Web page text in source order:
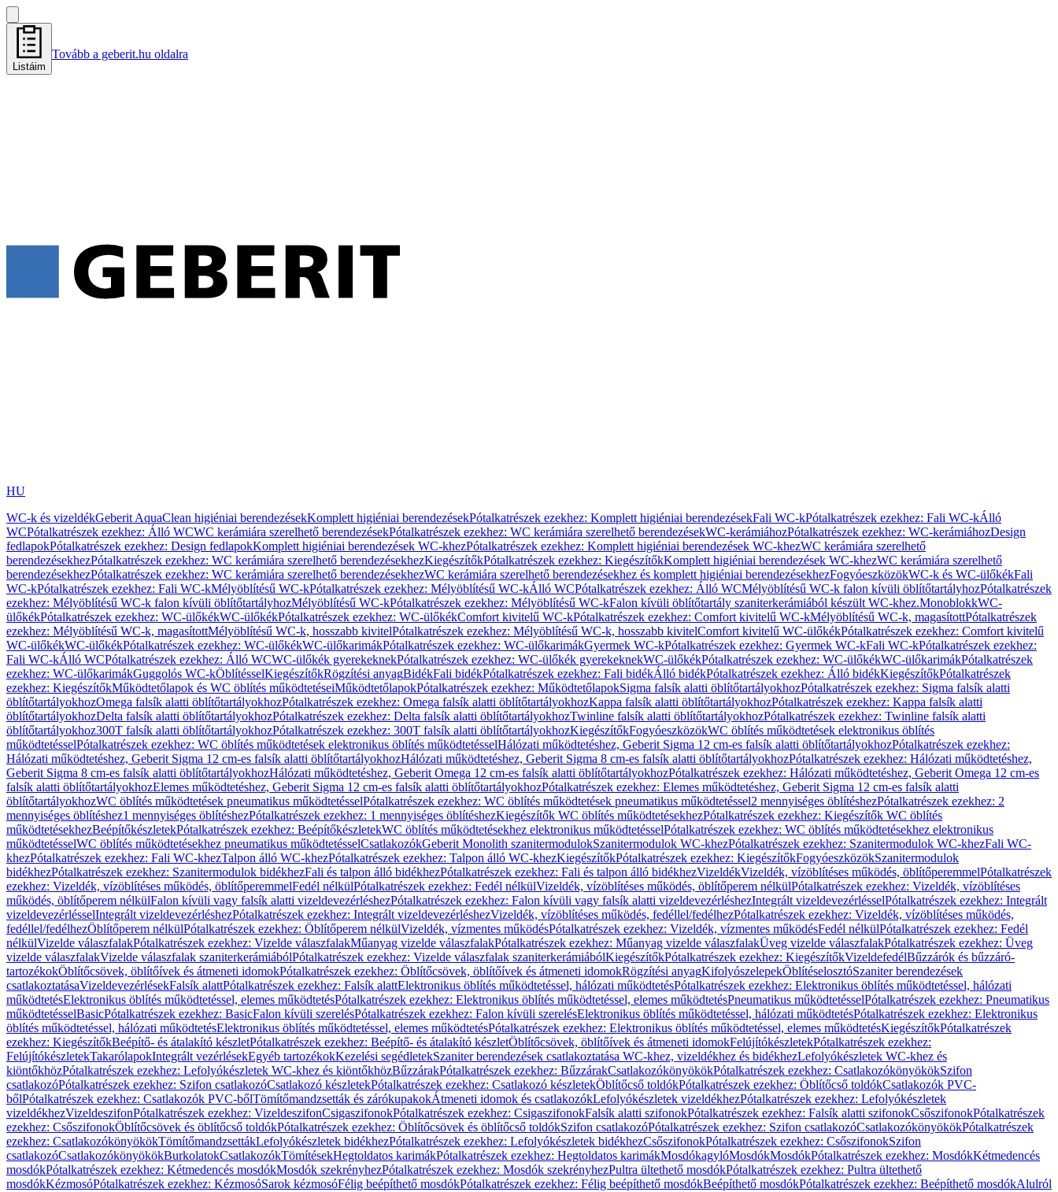
Listáim
Tovább a geberit.hu oldalra
HU
WC-k és vizeldékGeberit AquaClean higiéniai berendezésekKomplett higiéniai berendezésekPótalkatrészek ezekhez: Komplett higiéniai berendezésekFali WC-kPótalkatrészek ezekhez: Fali WC-kÁlló
WCPótalkatrészek ezekhez: Álló WCWC kerámiára szerelhető berendezésekPótalkatrészek ezekhez: WC kerámiára szerelhető berendezésekWC-kerámiáhozPótalkatrészek ezekhez: WC-kerámiáhozDesign
fedlapokPótalkatrészek ezekhez: Design fedlapokKomplett higiéniai berendezések WC-khezPótalkatrészek ezekhez: Komplett higiéniai berendezések WC-khezWC kerámiára szerelhető
berendezésekhezPótalkatrészek ezekhez: WC kerámiára szerelhető berendezésekhezKiegészítőkPótalkatrészek ezekhez: KiegészítőkKomplett higiéniai berendezések WC-khezWC kerámiára szerelhető
berendezésekhezPótalkatrészek ezekhez: WC kerámiára szerelhető berendezésekhezWC kerámiára szerelhető berendezésekhez és komplett higiéniai berendezésekhezFogyóeszközökWC-k és WC-ülőkékFali
WC-kPótalkatrészek ezekhez: Fali WC-kMélyöblítésű WC-kPótalkatrészek ezekhez: Mélyöblítésű WC-kÁlló WCPótalkatrészek ezekhez: Álló WCMélyöblítésű WC-k falon kívüli öblítőtartályhozPótalkatrészek
ezekhez: Mélyöblítésű WC-k falon kívüli öblítőtartályhozMélyöblítésű WC-kPótalkatrészek ezekhez: Mélyöblítésű WC-kFalon kívüli öblítőtartály szaniterkerámiából készült WC-khez.MonoblokkWC-
ülőkékPótalkatrészek ezekhez: WC-ülőkékWC-ülőkékPótalkatrészek ezekhez: WC-ülőkékComfort kivitelű WC-kPótalkatrészek ezekhez: Comfort kivitelű WC-kMélyöblítésű WC-k, magasítottPótalkatrészek
ezekhez: Mélyöblítésű WC-k, magasítottMélyöblítésű WC-k, hosszabb kivitelPótalkatrészek ezekhez: Mélyöblítésű WC-k, hosszabb kivitelComfort kivitelű WC-ülőkékPótalkatrészek ezekhez: Comfort kivitelű
WC-ülőkékWC-ülőkékPótalkatrészek ezekhez: WC-ülőkékWC-ülőkarimákPótalkatrészek ezekhez: WC-ülőkarimákGyermek WC-kPótalkatrészek ezekhez: Gyermek WC-kFali WC-kPótalkatrészek ezekhez:
Fali WC-kÁlló WCPótalkatrészek ezekhez: Álló WCWC-ülőkék gyerekeknekPótalkatrészek ezekhez: WC-ülőkék gyerekeknekWC-ülőkékPótalkatrészek ezekhez: WC-ülőkékWC-ülőkarimákPótalkatrészek
ezekhez: WC-ülőkarimákGuggolós WC-kÖblítésselKiegészítőkRögzítési anyagBidékFali bidékPótalkatrészek ezekhez: Fali bidékÁlló bidékPótalkatrészek ezekhez: Álló bidékKiegészítőkPótalkatrészek
ezekhez: KiegészítőkMűködtetőlapok és WC öblítés működtetéseiMűködtetőlapokPótalkatrészek ezekhez: MűködtetőlapokSigma falsík alatti öblítőtartályokhozPótalkatrészek ezekhez: Sigma falsík alatti
öblítőtartályokhozOmega falsík alatti öblítőtartályokhozPótalkatrészek ezekhez: Omega falsík alatti öblítőtartályokhozKappa falsík alatti öblítőtartályokhozPótalkatrészek ezekhez: Kappa falsík alatti
öblítőtartályokhozDelta falsík alatti öblítőtartályokhozPótalkatrészek ezekhez: Delta falsík alatti öblítőtartályokhozTwinline falsík alatti öblítőtartályokhozPótalkatrészek ezekhez: Twinline falsík alatti
öblítőtartályokhoz300T falsík alatti öblítőtartályokhozPótalkatrészek ezekhez: 300T falsík alatti öblítőtartályokhozKiegészítőkFogyóeszközökWC öblítés működtetések elektronikus öblítés
működtetésselPótalkatrészek ezekhez: WC öblítés működtetések elektronikus öblítés működtetésselHálózati működtetéshez, Geberit Sigma 12 cm-es falsík alatti öblítőtartályokhozPótalkatrészek ezekhez:
Hálózati működtetéshez, Geberit Sigma 12 cm-es falsík alatti öblítőtartályokhozHálózati működtetéshez, Geberit Sigma 8 cm-es falsík alatti öblítőtartályokhozPótalkatrészek ezekhez: Hálózati működtetéshez,
Geberit Sigma 8 cm-es falsík alatti öblítőtartályokhozHálózati működtetéshez, Geberit Omega 12 cm-es falsík alatti öblítőtartályokhozPótalkatrészek ezekhez: Hálózati működtetéshez, Geberit Omega 12 cm-es
falsík alatti öblítőtartályokhozElemes működtetéshez, Geberit Sigma 12 cm-es falsík alatti öblítőtartályokhozPótalkatrészek ezekhez: Elemes működtetéshez, Geberit Sigma 12 cm-es falsík alatti
öblítőtartályokhozWC öblítés működtetések pneumatikus működtetésselPótalkatrészek ezekhez: WC öblítés működtetések pneumatikus működtetéssel2 mennyiséges öblítéshezPótalkatrészek ezekhez: 2
mennyiséges öblítéshez1 mennyiséges öblítéshezPótalkatrészek ezekhez: 1 mennyiséges öblítéshezKiegészítők WC öblítés működtetésekhezPótalkatrészek ezekhez: Kiegészítők WC öblítés
működtetésekhezBeépítőkészletekPótalkatrészek ezekhez: BeépítőkészletekWC öblítés működtetésekhez elektronikus működtetésselPótalkatrészek ezekhez: WC öblítés működtetésekhez elektronikus
működtetésselWC öblítés működtetésekhez pneumatikus működtetésselCsatlakozókGeberit Monolith szanitermodulokSzanitermodulok WC-khezPótalkatrészek ezekhez: Szanitermodulok WC-khezFali WC-
khezPótalkatrészek ezekhez: Fali WC-khezTalpon álló WC-khezPótalkatrészek ezekhez: Talpon álló WC-khezKiegészítőkPótalkatrészek ezekhez: KiegészítőkFogyóeszközökSzanitermodulok
bidékhezPótalkatrészek ezekhez: Szanitermodulok bidékhezFali és talpon álló bidékhezPótalkatrészek ezekhez: Fali és talpon álló bidékhezVizeldékVizeldék, vízöblítéses működés, öblítőperemmelPótalkatrészek
ezekhez: Vizeldék, vízöblítéses működés, öblítőperemmelFedél nélkülPótalkatrészek ezekhez: Fedél nélkülVizeldék, vízöblítéses működés, öblítőperem nélkülPótalkatrészek ezekhez: Vizeldék, vízöblítéses
működés, öblítőperem nélkülFalon kívüli vagy falsík alatti vizeldevezérléshezPótalkatrészek ezekhez: Falon kívüli vagy falsík alatti vizeldevezérléshezIntegrált vizeldevezérlésselPótalkatrészek ezekhez: Integrált
vizeldevezérlésselIntegrált vizeldevezérléshezPótalkatrészek ezekhez: Integrált vizeldevezérléshezVizeldék, vízöblítéses működés, fedéllel/fedélhezPótalkatrészek ezekhez: Vizeldék, vízöblítéses működés,
fedéllel/fedélhezÖblítőperem nélkülPótalkatrészek ezekhez: Öblítőperem nélkülVizeldék, vízmentes működésPótalkatrészek ezekhez: Vizeldék, vízmentes működésFedél nélkülPótalkatrészek ezekhez: Fedél
nélkülVizelde válaszfalakPótalkatrészek ezekhez: Vizelde válaszfalakMűanyag vizelde válaszfalakPótalkatrészek ezekhez: Műanyag vizelde válaszfalakÜveg vizelde válaszfalakPótalkatrészek ezekhez: Üveg
vizelde válaszfalakVizelde válaszfalak szaniterkerámiábólPótalkatrészek ezekhez: Vizelde válaszfalak szaniterkerámiábólKiegészítőkPótalkatrészek ezekhez: KiegészítőkVizeldefedélBűzzárók és bűzzáró-
tartozékokÖblítőcsövek, öblítőívek és átmeneti idomokPótalkatrészek ezekhez: Öblítőcsövek, öblítőívek és átmeneti idomokRögzítési anyagKifolyószelepekÖblítéselosztóSzaniter berendezések
csatlakoztatásaVizeldevezérlésekFalsík alattPótalkatrészek ezekhez: Falsík alattElektronikus öblítés működtetéssel, hálózati működtetésPótalkatrészek ezekhez: Elektronikus öblítés működtetéssel, hálózati
működtetésElektronikus öblítés működtetéssel, elemes működtetésPótalkatrészek ezekhez: Elektronikus öblítés működtetéssel, elemes működtetésPneumatikus működtetésselPótalkatrészek ezekhez: Pneumatikus
működtetésselBasicPótalkatrészek ezekhez: BasicFalon kívüli szerelésPótalkatrészek ezekhez: Falon kívüli szerelésElektronikus öblítés működtetéssel, hálózati működtetésPótalkatrészek ezekhez: Elektronikus
öblítés működtetéssel, hálózati működtetésElektronikus öblítés működtetéssel, elemes működtetésPótalkatrészek ezekhez: Elektronikus öblítés működtetéssel, elemes működtetésKiegészítőkPótalkatrészek
ezekhez: KiegészítőkBeépítő- és átalakító készletPótalkatrészek ezekhez: Beépítő- és átalakító készletÖblítőcsövek, öblítőívek és átmeneti idomokFelújítókészletekPótalkatrészek ezekhez:
FelújítókészletekTakarólapokIntegrált vezérlésekEgyéb tartozékokKezelési segédletekSzaniter berendezések csatlakoztatása WC-khez, vizeldékhez és bidékhezLefolyókészletek WC-khez és
kiöntőkhözPótalkatrészek ezekhez: Lefolyókészletek WC-khez és kiöntőkhözBűzzárakPótalkatrészek ezekhez: BűzzárakCsatlakozókönyökökPótalkatrészek ezekhez: CsatlakozókönyökökSzifon
csatlakozóPótalkatrészek ezekhez: Szifon csatlakozóCsatlakozó készletekPótalkatrészek ezekhez: Csatlakozó készletekÖblítőcső toldókPótalkatrészek ezekhez: Öblítőcső toldókCsatlakozók PVC-
bőlPótalkatrészek ezekhez: Csatlakozók PVC-bőlTömítőmandzsetták és zárókupakokÁtmeneti idomok és csatlakozókLefolyókészletek vizeldékhezPótalkatrészek ezekhez: Lefolyókészletek
vizeldékhezVizeldeszifonPótalkatrészek ezekhez: VizeldeszifonCsigaszifonokPótalkatrészek ezekhez: CsigaszifonokFalsík alatti szifonokPótalkatrészek ezekhez: Falsík alatti szifonokCsőszifonokPótalkatrészek
ezekhez: CsőszifonokÖblítőcsövek és öblítőcső toldókPótalkatrészek ezekhez: Öblítőcsövek és öblítőcső toldókSzifon csatlakozóPótalkatrészek ezekhez: Szifon csatlakozóCsatlakozókönyökökPótalkatrészek
ezekhez: CsatlakozókönyökökTömítőmandzsettákLefolyókészletek bidékhezPótalkatrészek ezekhez: Lefolyókészletek bidékhezCsőszifonokPótalkatrészek ezekhez: CsőszifonokSzifon
csatlakozóCsatlakozókönyökökBurkolatokCsatlakozókTömítésekHegtoldatos karimákPótalkatrészek ezekhez: Hegtoldatos karimákMosdókagylóMosdókMosdókPótalkatrészek ezekhez: MosdókKétmedencés
mosdókPótalkatrészek ezekhez: Kétmedencés mosdókMosdók szekrényhezPótalkatrészek ezekhez: Mosdók szekrényhezPultra ültethető mosdókPótalkatrészek ezekhez: Pultra ültethető
mosdókKézmosóPótalkatrészek ezekhez: KézmosóSarok kézmosóFélig beépíthető mosdókPótalkatrészek ezekhez: Félig beépíthető mosdókBeépíthető mosdókPótalkatrészek ezekhez: Beépíthető mosdókAlulról